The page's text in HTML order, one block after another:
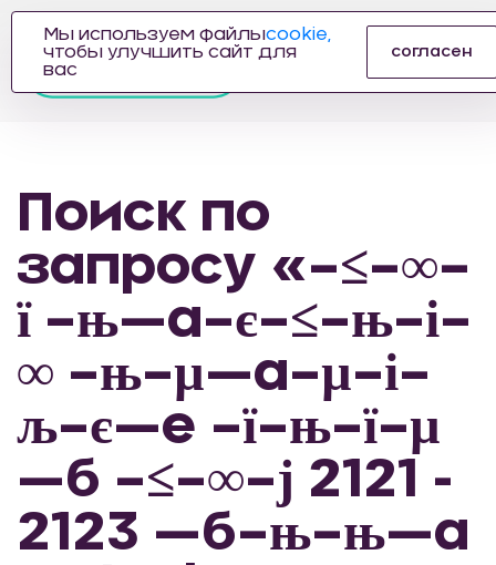
ПРОИЗВОДИТЕЛЬ
Поиск по
запросу «–≤–∞–
ї –њ—а–є–≤–њ–і–
∞ –њ–µ—а–µ–і–
љ–є—е –ї–њ–ї–µ
—б –≤–∞–ј 2121 -
2123 —б–њ–њ—а
Мы используем файлыcookie,
чтобы улучшить сайт для
вас
согласен